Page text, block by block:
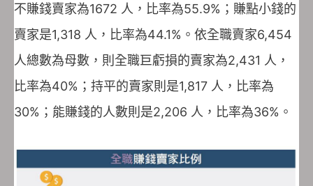
不賺錢賣家為1672 人，比率為55.9%；賺點小錢的
賣家是1,318 人，比率為44.1%。依全職賣家6,454
人總數為母數，則全職巨虧損的賣家為2,431 人，
比率為40%；持平的賣家則是1,817 人，比率為
30%；能賺錢的人數則是2,206 人，比率為36%。